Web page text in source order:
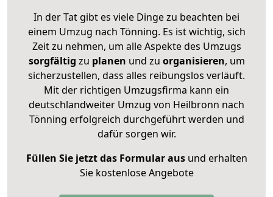
In der Tat gibt es viele Dinge zu beachten bei
einem Umzug nach Tönning. Es ist wichtig, sich
Zeit zu nehmen, um alle Aspekte des Umzugs
sorgfältig zu planen und zu organisieren, um
sicherzustellen, dass alles reibungslos verläuft.
Mit der richtigen Umzugsfirma kann ein
deutschlandweiter Umzug von Heilbronn nach
Tönning erfolgreich durchgeführt werden und
dafür sorgen wir.
Füllen Sie jetzt das Formular ausund erhalten
Sie kostenlose Angebote